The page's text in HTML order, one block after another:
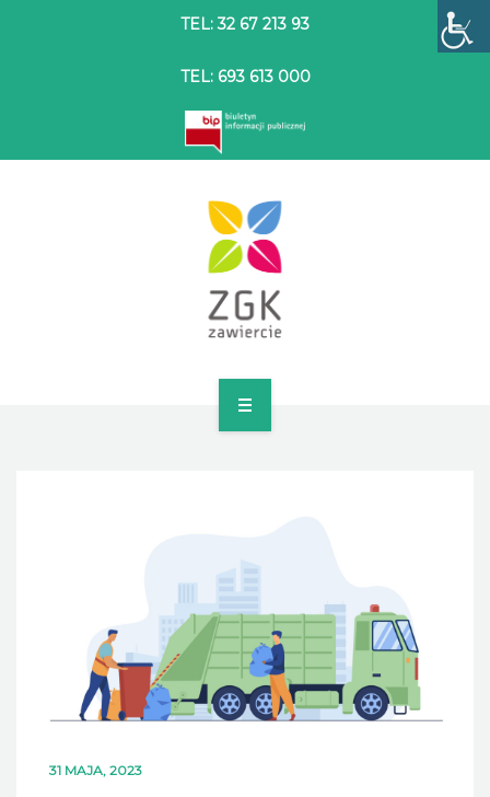
TEL: 32 67 213 93
TEL: 693 613 000
EDUKACJA
31 MAJA, 2023